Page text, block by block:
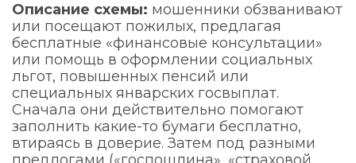
Описание схемы: мошенники обзванивают
или посещают пожилых, предлагая
бесплатные «финансовые консультации»
или помощь в оформлении социальных
льгот, повышенных пенсий или
специальных январских госвыплат.
Сначала они действительно помогают
заполнить какие-то бумаги бесплатно,
втираясь в доверие. Затем под разными